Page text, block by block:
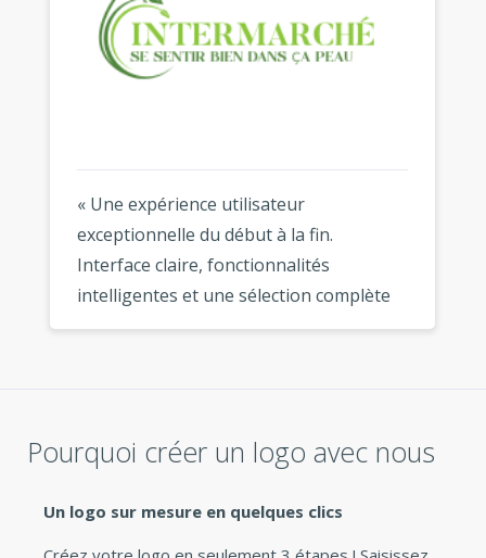
« Une expérience utilisateur
exceptionnelle du début à la fin.
Interface claire, fonctionnalités
intelligentes et une sélection complète
de modèles modernes. Mon logo est
Pourquoi créer un logo avec nous
Un logo sur mesure en quelques clics